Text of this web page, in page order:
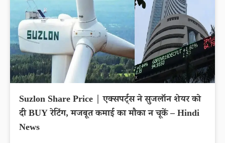
Suzlon Share Price | एक्सपर्ट्स ने सुजलॉन शेयर को
दी BUY रेटिंग, मजबूत कमाई का मौका न चूकें – Hindi
News